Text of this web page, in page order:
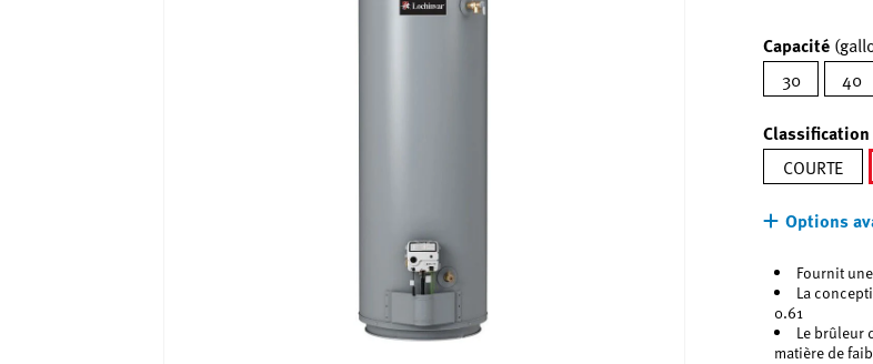
Capacité
30
40
COURTE
Options
Fournit
La
0.61
Le brûleur
matière de